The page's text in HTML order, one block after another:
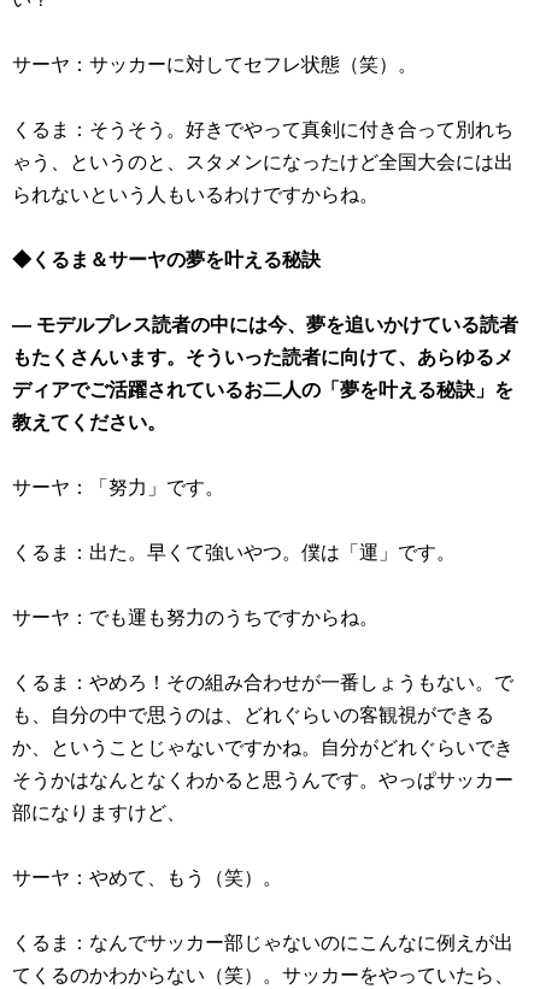
サーヤ：サッカーに対してセフレ状態（笑）。
くるま：そうそう。好きでやって真剣に付き合って別れち
ゃう、というのと、スタメンになったけど全国大会には出
られないという人もいるわけですからね。
◆くるま＆サーヤの夢を叶える秘訣
― モデルプレス読者の中には今、夢を追いかけている読者
もたくさんいます。そういった読者に向けて、あらゆるメ
ディアでご活躍されているお二人の「夢を叶える秘訣」を
教えてください。
サーヤ：「努力」です。
くるま：出た。早くて強いやつ。僕は「運」です。
サーヤ：でも運も努力のうちですからね。
くるま：やめろ！その組み合わせが一番しょうもない。で
も、自分の中で思うのは、どれぐらいの客観視ができる
か、ということじゃないですかね。自分がどれぐらいでき
そうかはなんとなくわかると思うんです。やっぱサッカー
部になりますけど、
サーヤ：やめて、もう（笑）。
くるま：なんでサッカー部じゃないのにこんなに例えが出
てくるのかわからない（笑）。サッカーをやっていたら、